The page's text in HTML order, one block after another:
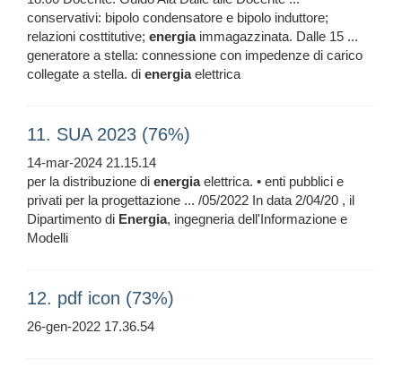
conservativi: bipolo condensatore e bipolo induttore;
relazioni costtitutive; energiaimmagazzinata. Dalle 15 ...
generatore a stella: connessione con impedenze di carico
collegate a stella. di energiaelettrica
11. SUA 2023 (76%)
14-mar-2024 21.15.14
per la distribuzione di energiaelettrica. • enti pubblici e
privati per la progettazione ... /05/2022 In data 2/04/20 , il
Dipartimento di Energia, ingegneria dell'Informazione e
Modelli
12. pdf icon (73%)
26-gen-2022 17.36.54